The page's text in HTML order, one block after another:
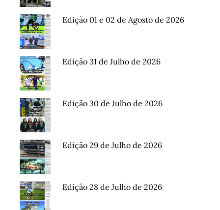
Edição 01 e 02 de Agosto de 2026
Edição 31 de Julho de 2026
Edição 30 de Julho de 2026
Edição 29 de Julho de 2026
Edição 28 de Julho de 2026